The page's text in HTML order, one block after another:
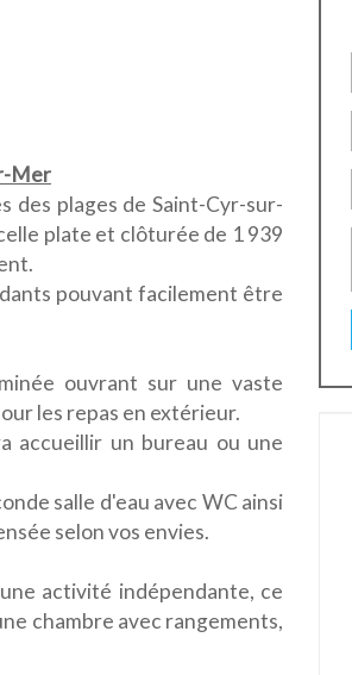
Mer
des plages de Saint-Cyr-sur-
plate et clôturée de 1 939
pouvant facilement être
ouvrant sur une vaste
les repas en extérieur.
accueillir un bureau ou une
salle d'eau avec WC ainsi
selon vos envies.
activité indépendante, ce
chambre avec rangements,